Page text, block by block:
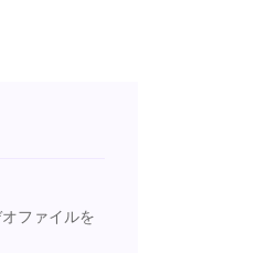
ファイルを